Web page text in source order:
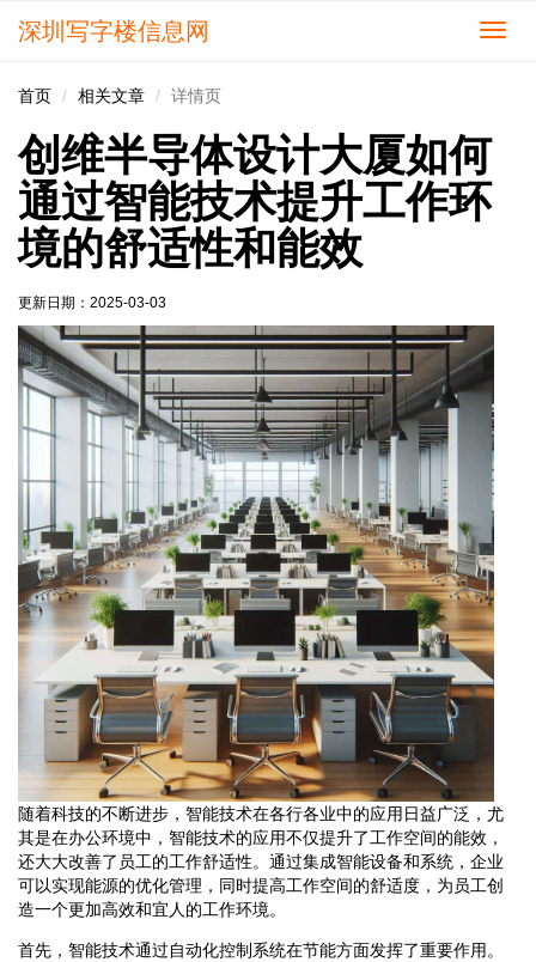
切
深圳写字楼信息网
首页 相关文章 详情页
创维半导体设计大厦如何
通过智能技术提升工作环
境的舒适性和能效
更新日期： 2025-03-03
随着科技的不断进步，智能技术在各行各业中的应用日益广泛，尤
其是在办公环境中，智能技术的应用不仅提升了工作空间的能效，
还大大改善了员工的工作舒适性。通过集成智能设备和系统，企业
可以实现能源的优化管理，同时提高工作空间的舒适度，为员工创
造一个更加高效和宜人的工作环境。
首先，智能技术通过自动化控制系统在节能方面发挥了重要作用。